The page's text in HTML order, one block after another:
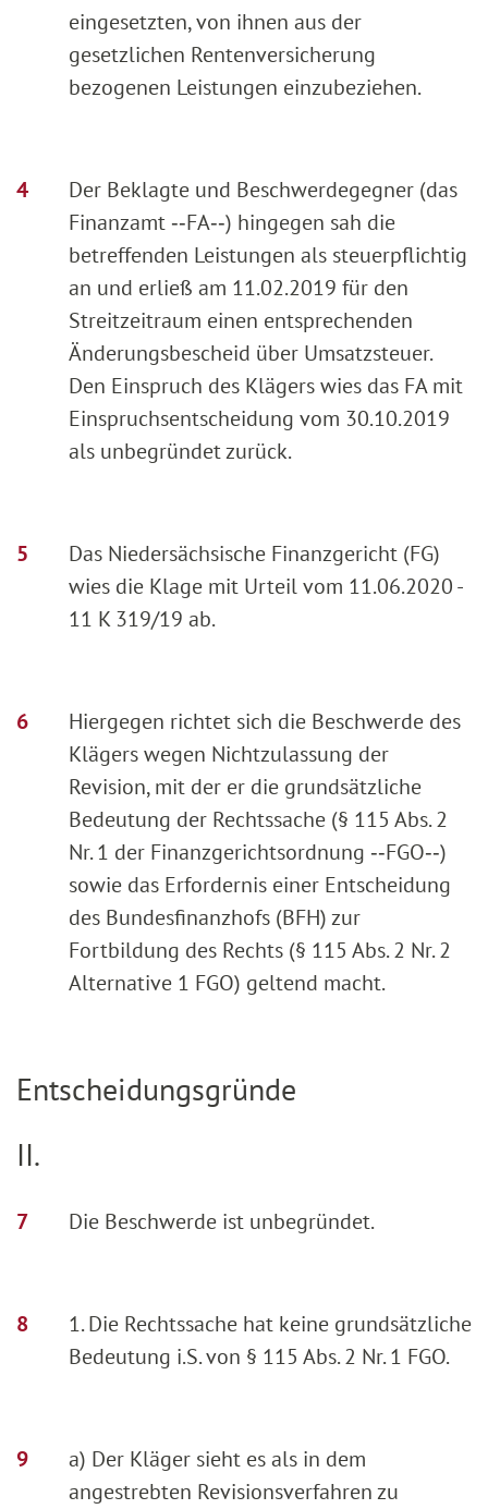
eingesetzten, von ihnen aus der
gesetzlichen Rentenversicherung
bezogenen Leistungen einzubeziehen.
Der Beklagte und Beschwerdegegner (das
Finanzamt ‑‑FA‑‑) hingegen sah die
betreffenden Leistungen als steuerpflichtig
an und erließ am 11.02.2019 für den
Streitzeitraum einen entsprechenden
Änderungsbescheid über Umsatzsteuer.
Den Einspruch des Klägers wies das FA mit
Einspruchsentscheidung vom 30.10.2019
als unbegründet zurück.
Das Niedersächsische Finanzgericht (FG)
wies die Klage mit Urteil vom 11.06.2020 -
11 K 319/19 ab.
Hiergegen richtet sich die Beschwerde des
Klägers wegen Nichtzulassung der
Revision, mit der er die grundsätzliche
Bedeutung der Rechtssache (§ 115 Abs. 2
Nr. 1 der Finanzgerichtsordnung ‑‑FGO‑‑)
sowie das Erfordernis einer Entscheidung
des Bundesfinanzhofs (BFH) zur
Fortbildung des Rechts (§ 115 Abs. 2 Nr. 2
Alternative 1 FGO) geltend macht.
Entscheidungsgründe
II.
Die Beschwerde ist unbegründet.
1. Die Rechtssache hat keine grundsätzliche
Bedeutung i.S. von § 115 Abs. 2 Nr. 1 FGO.
a) Der Kläger sieht es als in dem
angestrebten Revisionsverfahren zu